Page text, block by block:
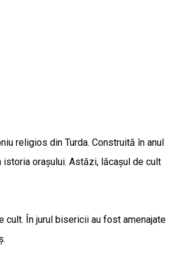
religios din Turda. Construită în anul
orașului. Astăzi, lăcașul de cult
cult. În jurul bisericii au fost amenajate